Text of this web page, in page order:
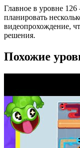
Главное в уровне
планировать
видеопрохождение,
решения.
Похожие